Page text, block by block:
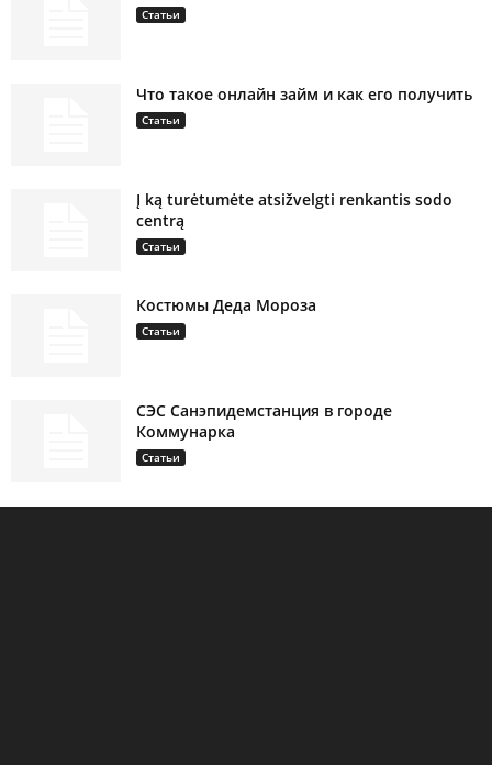
Статьи
Что такое онлайн займ и как его получить
Статьи
Į ką turėtumėte atsižvelgti renkantis sodo
centrą
Статьи
Костюмы Деда Мороза
Статьи
СЭС Санэпидемстанция в городе
Коммунарка
Статьи